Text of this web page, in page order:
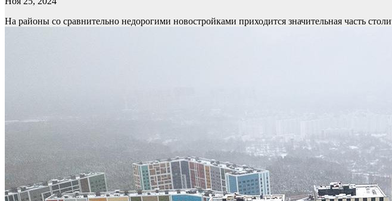
На районы со сравнительно недорогими новостройками приходится значительная часть